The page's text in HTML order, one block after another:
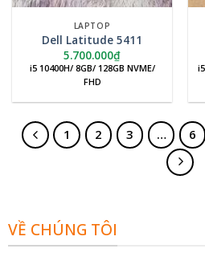
LAPTOP
Dell Latitude 5411
5.700.000₫
i5 10400H/ 8GB/ 128GB NVME/
FHD
1 2 3 … 6
VỀ CHÚNG TÔI